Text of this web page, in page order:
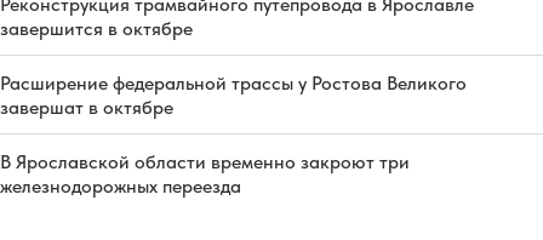
завершится в октябре
Расширение федеральной трассы у Ростова Великого
завершат в октябре
В Ярославской области временно закроют три
железнодорожных переезда